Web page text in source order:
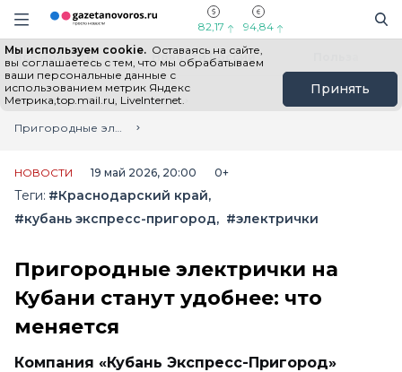
Информационный портал "ГазетаНоворос.ру"
Навигация сайта
82,17 94,84
Мы используем cookie. Оставаясь на сайте,
вы соглашаетесь с тем, что мы обрабатываем
ваши персональные данные с
использованием метрик Яндекс
Метрика,top.mail.ru, LiveInternet.
Принять
Все новости Новости России
Главная
Лента новостей
Пригородные электрички на Кубани станут удобнее: что меняется
НОВОСТИ 19 май 2026, 20:00 0+
Теги: #Краснодарский край
#кубань экспресс-пригород
#электрички
Пригородные электрички на
Кубани станут удобнее: что
меняется
Компания «Кубань Экспресс-Пригород»